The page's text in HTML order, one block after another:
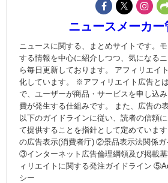
ニュースメーカー
ニュースに関する、まとめサイトです。
する情報を中心に紹介しつつ、気になる
ら毎日更新しております。 アフィリエイ
化しています。 ※アフィリエイト広告と
で、ユーザーが商品・サービスを申し込
費が発生する仕組みです。 また、広告の
以下のガイドラインに従い、読者の信頼
て提供することを指針として定めていま
の広告表示(消費者庁) ②景品表示法関係
③インターネット広告倫理綱領及び掲載
ィリエイトに関する発注ガイドライン
シー